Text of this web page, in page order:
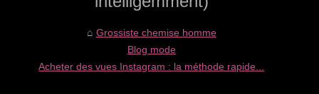
Grossiste chemise homme
Blog mode
Acheter des vues Instagram : la méthode rapide...